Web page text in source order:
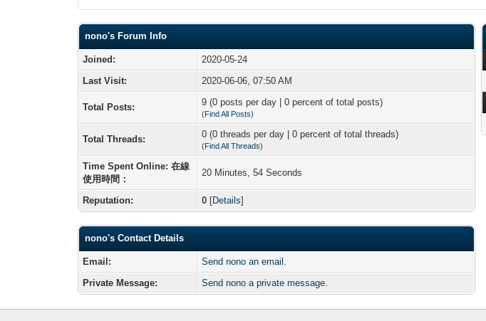
nono's Forum Info
Joined:
2020-05-24
Last Visit:
2020-06-06, 07:50 AM
Total Posts: 9 (0 posts per day | 0 percent of total posts)
(Find All Posts)
Total Threads: 0 (0 threads per day | 0 percent of total threads)
(Find All Threads)
Time Spent Online: 在線
使用時間：
20 Minutes, 54 Seconds
Reputation: 0 [Details]
nono's Contact Details
Email:
Send nono an email.
Private Message:
Send nono a private message.